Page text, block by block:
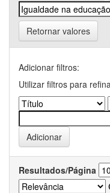
Retornar valores
Adicionar filtros:
Utilizar filtros para
Resultados/Página